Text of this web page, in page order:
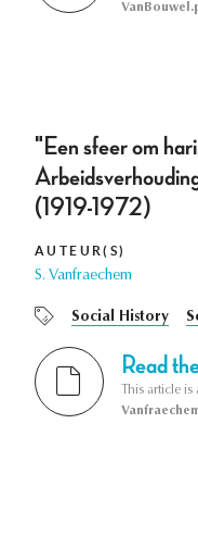
"Een sfeer om
(1919-1972)
AUTEUR(S)
S. Vanfraechem
Social History
Read
This article